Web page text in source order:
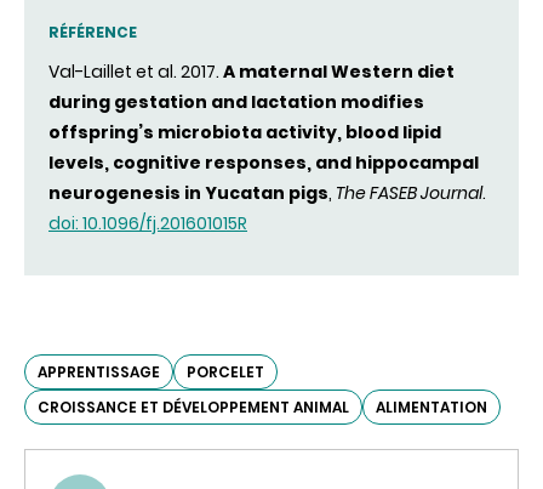
RÉFÉRENCE
Val-Laillet et al. 2017. A maternal Western diet
during gestation and lactation modifies
offspring’s microbiota activity, blood lipid
levels, cognitive responses, and hippocampal
neurogenesis in Yucatan pigs, The FASEB Journal.
doi: 10.1096/fj.201601015R
APPRENTISSAGE
PORCELET
CROISSANCE ET DÉVELOPPEMENT ANIMAL
ALIMENTATION